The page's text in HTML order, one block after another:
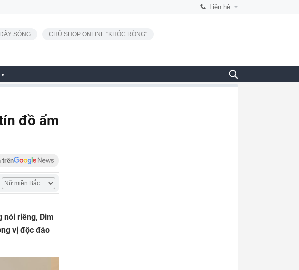
Liên hệ
SÓNG CHỦ SHOP ONLINE "KHÓC RÒNG"
đồ ẩm
trên
nói riêng, Dim
vị độc đáo